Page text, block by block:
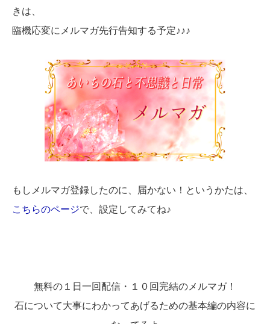
きは、
臨機応変にメルマガ先行告知する予定♪♪♪
もしメルマガ登録したのに、届かない！というかたは、
こちらのページで、設定してみてね♪
無料の１日一回配信・１０回完結のメルマガ！
石について大事にわかってあげるための基本編の内容に